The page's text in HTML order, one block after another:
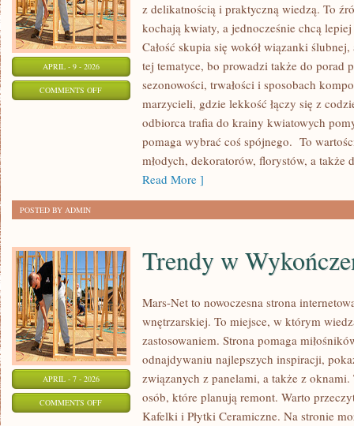
APRIL - 9 - 2026
COMMENTS OFFON
FLORYSTYCZNYCH
z delikatnością i praktyczną wiedzą. To
kochają kwiaty, a jednocześnie chcą
Całość skupia się wokół wiązanki
tej tematyce, bo prowadzi także do porad
sezonowości, trwałości i sposobach
marzycieli, gdzie lekkość łączy się z
odbiorca trafia do krainy kwiatowych
pomaga wybrać coś spójnego. To
młodych, dekoratorów, florystów, a także
Read More ]
POSTED BY ADMIN
APRIL - 7 - 2026
COMMENTS OFFON
Trendy w
Mars-Net to nowoczesna strona
wnętrzarskiej. To miejsce, w którym
zastosowaniem. Strona pomaga
odnajdywaniu najlepszych inspiracji,
związanych z panelami, a także z
osób, które planują remont. Warto
Kafelki i Płytki Ceramiczne. Na stronie